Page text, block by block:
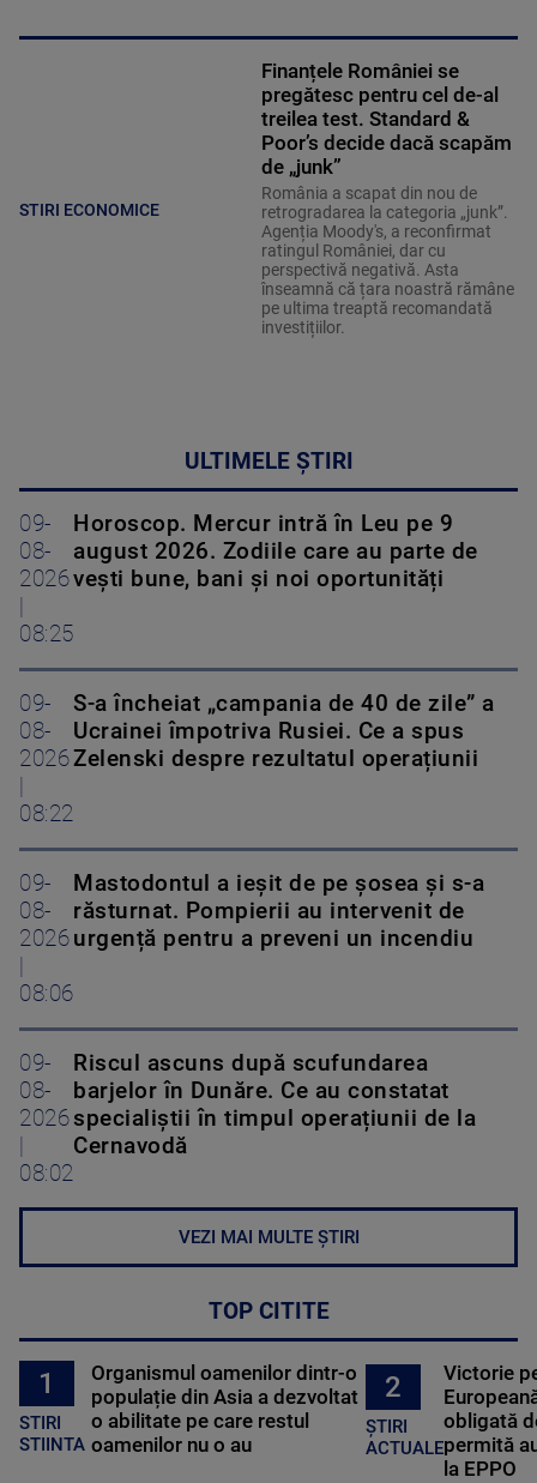
STIRI ECONOMICE
Finanțele României se
pregătesc pentru cel de-al
treilea test. Standard &
Poor’s decide dacă scapăm
de „junk”
România a scapat din nou de
retrogradarea la categoria „junk”.
Agenția Moody's, a reconfirmat
ratingul României, dar cu
perspectivă negativă. Asta
înseamnă că țara noastră rămâne
pe ultima treaptă recomandată
investițiilor.
ULTIMELE ȘTIRI
09-
08-
2026
08:25
Horoscop. Mercur intră în Leu pe 9
august 2026. Zodiile care au parte de
vești bune, bani și noi oportunități
09-
08-
2026
08:22
S-a încheiat „campania de 40 de zile” a
Ucrainei împotriva Rusiei. Ce a spus
Zelenski despre rezultatul operațiunii
09-
08-
2026
08:06
Mastodontul a ieșit de pe șosea și s-a
răsturnat. Pompierii au intervenit de
urgență pentru a preveni un incendiu
09-
08-
2026
08:02
Riscul ascuns după scufundarea
barjelor în Dunăre. Ce au constatat
specialiștii în timpul operațiunii de la
Cernavodă
VEZI MAI MULTE ȘTIRI
TOP CITITE
1
STIRI
STIINTA
Organismul oamenilor dintr-o
populație din Asia a dezvoltat
o abilitate pe care restul
oamenilor nu o au
2
ȘTIRI
ACTUALE
Victorie
obligată
permită
la EPPO